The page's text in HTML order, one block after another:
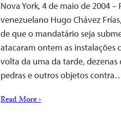
Nova York, 4 de maio de 2004
venezuelano Hugo Chávez
de que o mandatário seja
atacaram ontem as instalações
volta da uma da tarde,
pedras e outros objetos
Read More ›